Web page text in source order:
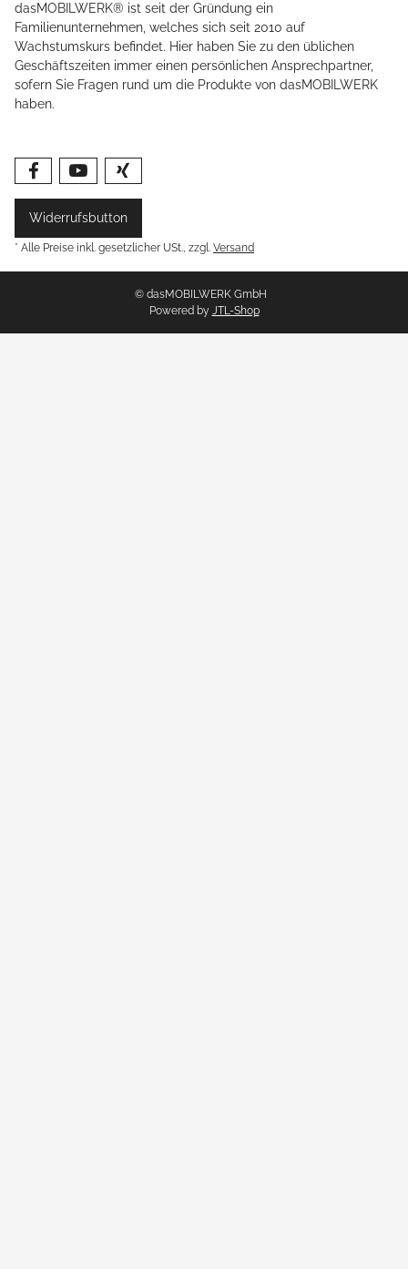
dasMOBILWERK® ist seit der Gründung ein
Familienunternehmen, welches sich seit 2010 auf
Wachstumskurs befindet. Hier haben Sie zu den üblichen
Geschäftszeiten immer einen persönlichen Ansprechpartner,
sofern Sie Fragen rund um die Produkte von dasMOBILWERK
haben.
Widerrufsbutton
* Alle Preise inkl. gesetzlicher USt., zzgl. Versand
© dasMOBILWERK GmbH
Powered by JTL-Shop